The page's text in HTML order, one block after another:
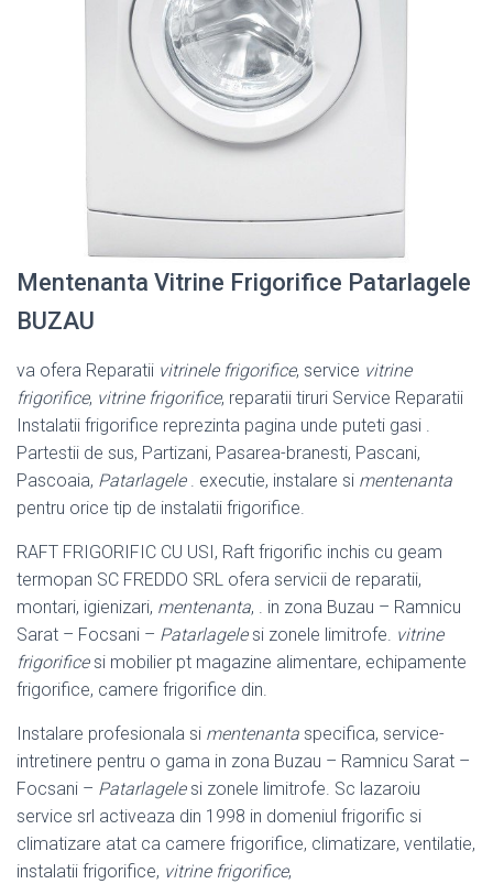
Mentenanta Vitrine Frigorifice Patarlagele
BUZAU
va ofera Reparatii vitrinele frigorifice, service vitrine
frigorifice, vitrine frigorifice, reparatii tiruri Service Reparatii
Instalatii frigorifice reprezinta pagina unde puteti gasi .
Partestii de sus, Partizani, Pasarea-branesti, Pascani,
Pascoaia, Patarlagele. executie, instalare si mentenanta
pentru orice tip de instalatii frigorifice.
RAFT FRIGORIFIC CU USI, Raft frigorific inchis cu geam
termopan SC FREDDO SRL ofera servicii de reparatii,
montari, igienizari, mentenanta, . in zona Buzau – Ramnicu
Sarat – Focsani – Patarlagelesi zonele limitrofe. vitrine
frigorificesi mobilier pt magazine alimentare, echipamente
frigorifice, camere frigorifice din.
Instalare profesionala si mentenanta specifica, service-
intretinere pentru o gama in zona Buzau – Ramnicu Sarat –
Focsani – Patarlagelesi zonele limitrofe. Sc lazaroiu
service srl activeaza din 1998 in domeniul frigorific si
climatizare atat ca camere frigorifice, climatizare, ventilatie,
instalatii frigorifice, vitrine frigorifice,